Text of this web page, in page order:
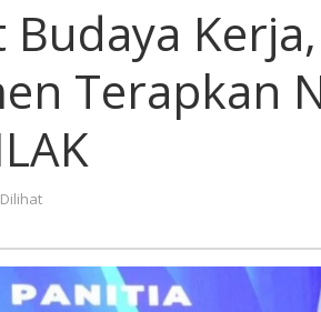
Kominfo
Komitmen
Terapkan
Nilai
BerAKHLAK
Budaya
Terapkan